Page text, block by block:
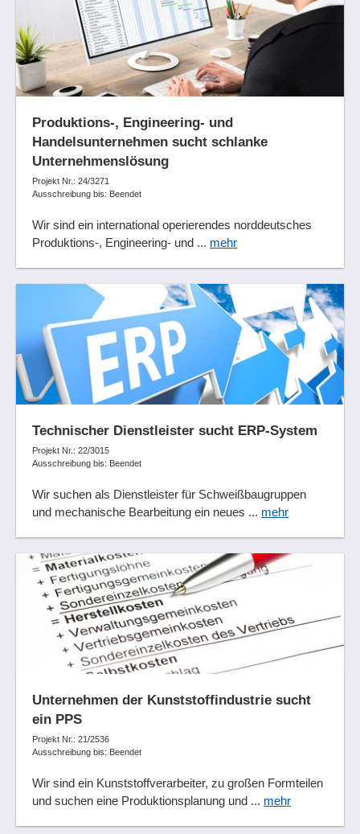
Produktions-, Engineering- und
Handelsunternehmen sucht schlanke
Unternehmenslösung
Projekt Nr.: 24/3271
Ausschreibung bis: Beendet
Wir sind ein international operierendes norddeutsches
Produktions-, Engineering- und ... mehr
Technischer Dienstleister sucht ERP-System
Projekt Nr.: 22/3015
Ausschreibung bis: Beendet
Wir suchen als Dienstleister für Schweißbaugruppen
und mechanische Bearbeitung ein neues ... mehr
Unternehmen der Kunststoffindustrie sucht
ein PPS
Projekt Nr.: 21/2536
Ausschreibung bis: Beendet
Wir sind ein Kunststoffverarbeiter, zu großen Formteilen
und suchen eine Produktionsplanung und ... mehr